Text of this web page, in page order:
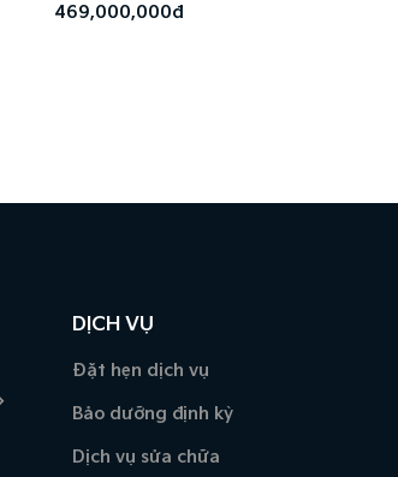
469,000,000đ
DỊCH VỤ
Đặt hẹn dịch vụ
Bảo dưỡng định kỳ
Dịch vụ sửa chữa